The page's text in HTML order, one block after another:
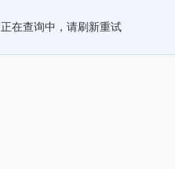
正在查询中，请刷新重试